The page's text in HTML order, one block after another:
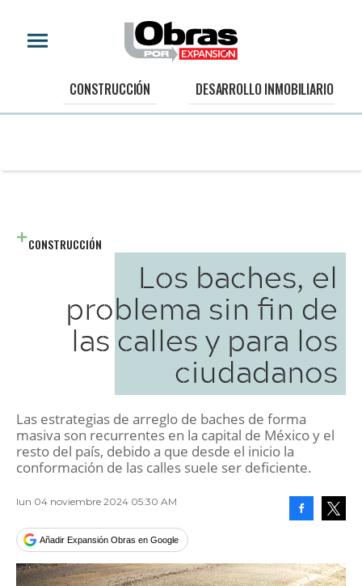
CONSTRUCCIÓN DESARROLLO INMOBILIARIO
CONSTRUCCIÓN
Los baches, el
problema sin fin de
las calles y para los
ciudadanos
Las estrategias de arreglo de baches de forma
masiva son recurrentes en la capital de México y el
resto del país, debido a que desde el inicio la
conformación de las calles suele ser deficiente.
lun 04 noviembre 2024 05:30 AM
Añadir Expansión Obras en Google